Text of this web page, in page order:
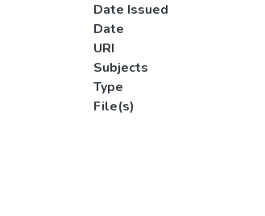
Date Issued
Date
URI
Subjects
Type
File(s)